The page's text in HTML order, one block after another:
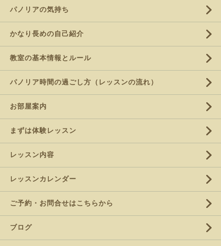
パノリアの気持ち
かなり長めの自己紹介
教室の基本情報とルール
パノリア時間の過ごし方（レッスンの流れ）
お部屋案内
まずは体験レッスン
レッスン内容
レッスンカレンダー
ご予約・お問合せはこちらから
ブログ